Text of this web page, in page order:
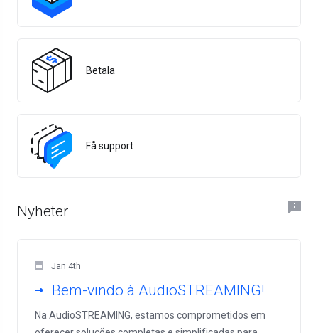
Betala
Få support
Nyheter
Jan 4th
Bem-vindo à AudioSTREAMING!
Na AudioSTREAMING, estamos comprometidos em